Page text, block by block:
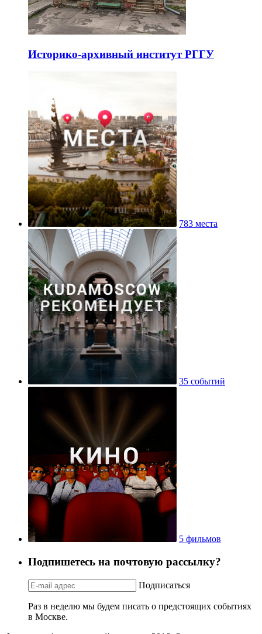
Историко-архивный институт РГГУ
783 места
35 событий
5 фильмов
Подпишетесь на почтовую рассылку?
Подписаться
Раз в неделю мы будем писать о предстоящих событиях
в Москве.